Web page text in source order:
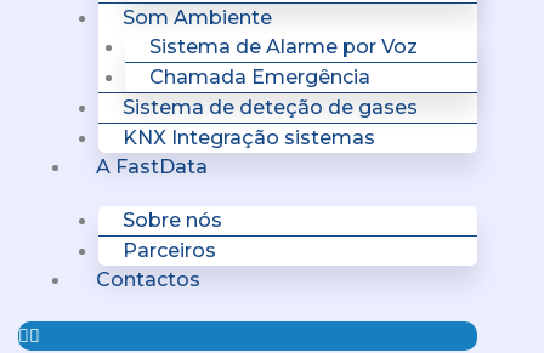
Som Ambiente
Sistema de Alarme por Voz
Chamada Emergência
Sistema de deteção de gases
KNX Integração sistemas
A FastData
Sobre nós
Parceiros
Contactos